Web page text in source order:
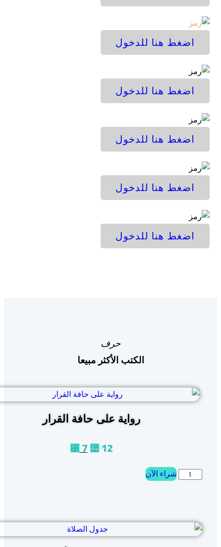
هنا للدخول
هنا للدخول
هنا للدخول
هنا للدخول
هنا للدخول
الكتب الأكثر مبيعا
رواية على حافة القرار
⃁7
شراء الآن